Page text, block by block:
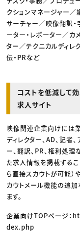
クションマネージャー
サーチャー／映像翻訳
ーター・レポーター／カ
ター／テクニカルディ
伝・PRなど
コストを低減して
求人サイト
映像関連企業向けには
ディレクター、AD、記者
ー、翻訳、PR、権利処
た求人情報を掲載するこ
ら直接スカウトが可能）
カウトメール機能の追
ます。
企業向けTOPページ
dex.php